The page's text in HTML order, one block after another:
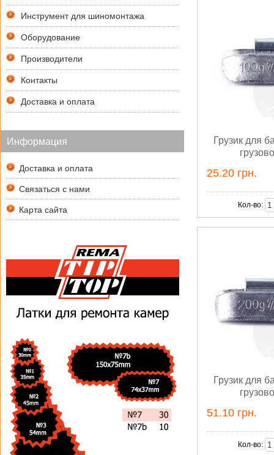
Инструмент для шиномонтажа
Оборудование
Производители
Контакты
Доставка и оплата
Информация
Доставка и оплата
Связаться с нами
Карта сайта
Грузик для
25.20 грн.
Кол-во:
Грузик для
51.10 грн.
Кол-во: